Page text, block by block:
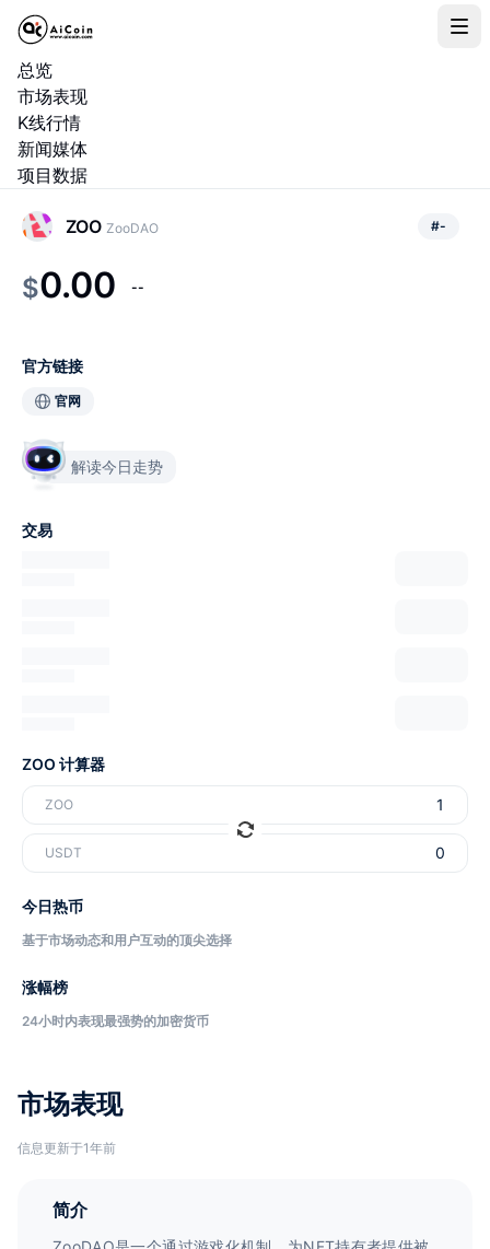
总览
市场表现
K线行情
新闻媒体
项目数据
市场表现
信息更新于1年前
简介
ZOO ZooDAO #-
$0.00 --
官方链接
官网
解读今日走势
交易
ZOO 计算器
ZOO
USDT
今日热币
基于市场动态和用户互动的顶尖选择
涨幅榜
24小时内表现最强势的加密货币